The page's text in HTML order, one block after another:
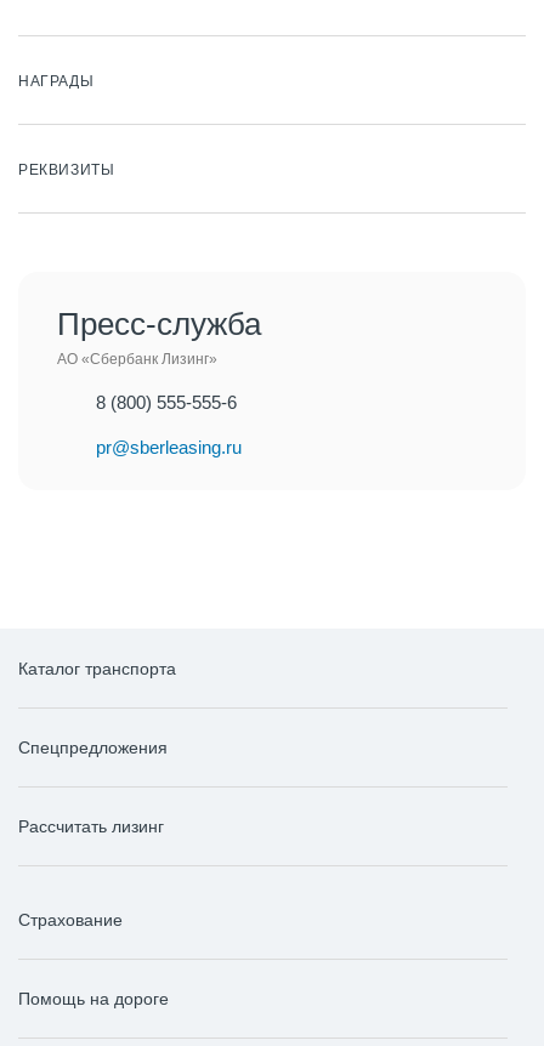
НАГРАДЫ
РЕКВИЗИТЫ
Пресс-служба
АО «Сбербанк Лизинг»
8 (800) 555-555-6
pr@sberleasing.ru
Каталог транспорта
Спецпредложения
Рассчитать лизинг
Страхование
Помощь на дороге